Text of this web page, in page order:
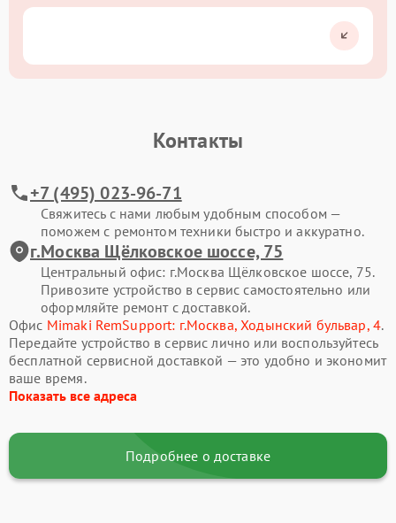
Контакты
+7 (495) 023-96-71
Свяжитесь с нами любым удобным способом —
поможем с ремонтом техники быстро и аккуратно.
г.Москва Щёлковское шоссе, 75
Центральный офис: г.Москва Щёлковское шоссе, 75.
Привозите устройство в сервис самостоятельно или
оформляйте ремонт с доставкой.
Офис Mimaki RemSupport: г.Москва, Ходынский бульвар, 4.
Передайте устройство в сервис лично или воспользуйтесь
бесплатной сервисной доставкой — это удобно и экономит
ваше время.
Показать все адреса
Подробнее о доставке